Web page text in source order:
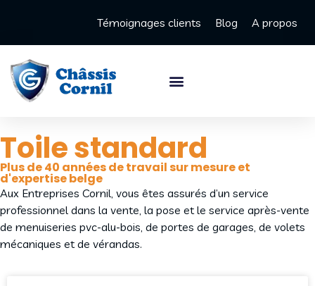
Témoignages clients Blog A propos
Toile standard
Plus de 40 années de travail sur mesure et
d'expertise belge
Aux Entreprises Cornil, vous êtes assurés d’un service
professionnel dans la vente, la pose et le service après-vente
de menuiseries pvc-alu-bois, de portes de garages, de volets
mécaniques et de vérandas.